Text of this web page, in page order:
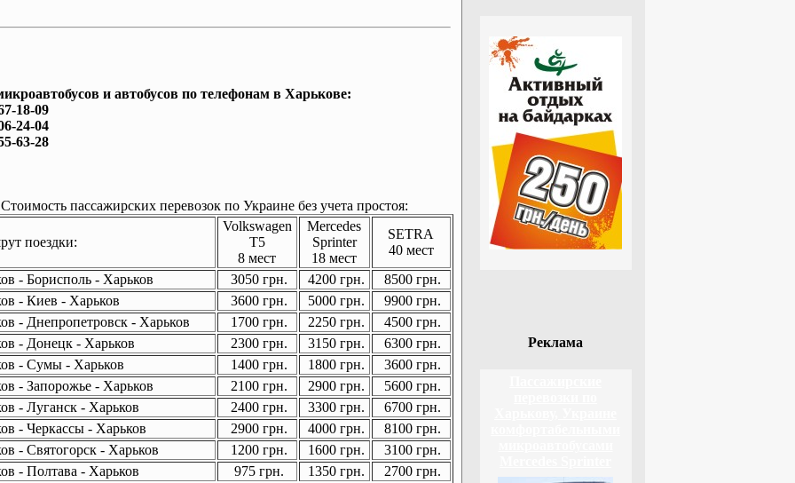
и автобусов по телефонам в Харькове:
18-09
24-04
63-28
Стоимость пассажирских перевозок по Украине без учета простоя:
поездки:
Volkswagen
T5
8 мест
Mercedes
Sprinter
18 мест
SETRA
40 мест
- Борисполь - Харьков
3050 грн. 4200 грн.
8500 грн.
- Киев - Харьков
3600 грн. 5000 грн.
9900 грн.
- Днепропетровск - Харьков
1700 грн. 2250 грн.
4500 грн.
- Донецк - Харьков
2300 грн. 3150 грн.
6300 грн.
- Сумы - Харьков
1400 грн. 1800 грн.
3600 грн.
- Запорожье - Харьков
2100 грн. 2900 грн.
5600 грн.
- Луганск - Харьков
2400 грн. 3300 грн.
6700 грн.
- Черкассы - Харьков
2900 грн. 4000 грн.
8100 грн.
- Святогорск - Харьков
1200 грн. 1600 грн.
3100 грн.
- Полтава - Харьков
975 грн. 1350 грн.
2700 грн.
Реклама